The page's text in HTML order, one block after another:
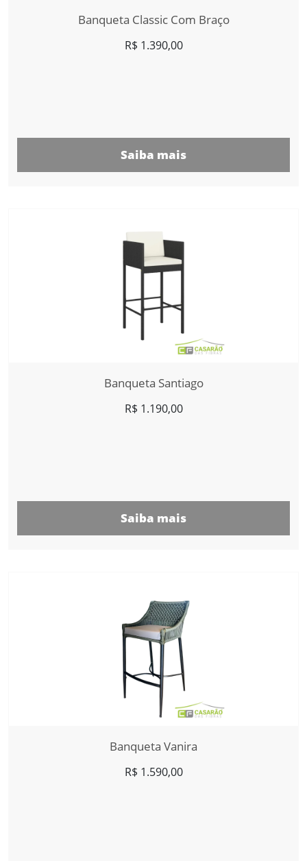
Banqueta Classic Com Braço
R$ 1.390,00
Saiba mais
Banqueta Santiago
R$ 1.190,00
Saiba mais
Banqueta Vanira
R$ 1.590,00